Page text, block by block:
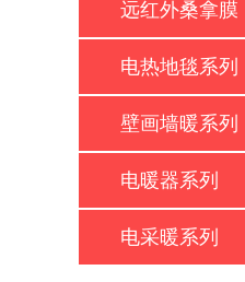
远红外桑拿膜
电热地毯系列
壁画墙暖系列
电暖器系列
电采暖系列